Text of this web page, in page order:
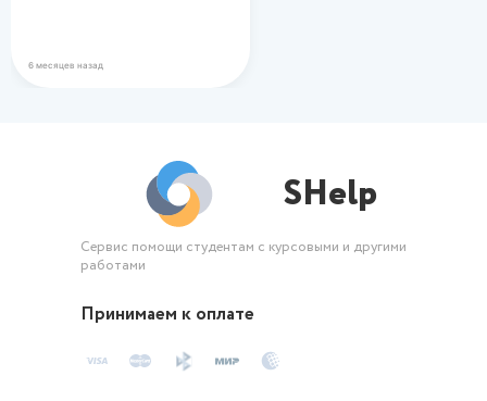
6 месяцев назад
SHelp
Сервис помощи студентам с курсовыми и другими
работами
Принимаем к оплате